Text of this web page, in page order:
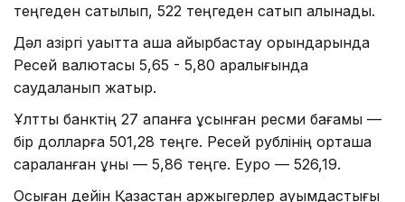
теңгеден сатылып, 522 теңгеден сатып алынады.
Дәл қазіргі уақытта ақша айырбастау орындарында
Ресей валютасы 5,65 - 5,80 аралығында
саудаланып жатыр.
Ұлттық банктің 27 ақпанға ұсынған ресми бағамы —
бір долларға 501,28 теңге. Ресей рублінің орташа
сараланған құны — 5,86 теңге. Еуро — 526,19.
Осыған дейін Қазақстан қаржыгерлер қауымдастығы